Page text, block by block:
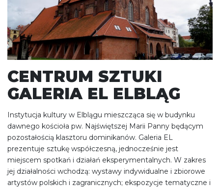
CENTRUM SZTUKI
GALERIA EL ELBLĄG
Instytucja kultury w Elblągu mieszcząca się w budynku
dawnego kościoła pw. Najświętszej Marii Panny będącym
pozostałością klasztoru dominikanów. Galeria EL
prezentuje sztukę współczesną, jednocześnie jest
miejscem spotkań i działań eksperymentalnych. W zakres
jej działalności wchodzą: wystawy indywidualne i zbiorowe
artystów polskich i zagranicznych; ekspozycje tematyczne i